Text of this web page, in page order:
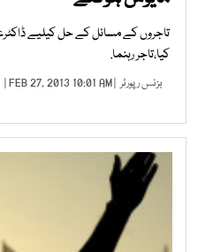
تاجروں کے مسائل کے حل کیلیے
کیا،تاجر رہنما.
بزنس رپورٹر | FEB 27, 2013 10:01 AM |